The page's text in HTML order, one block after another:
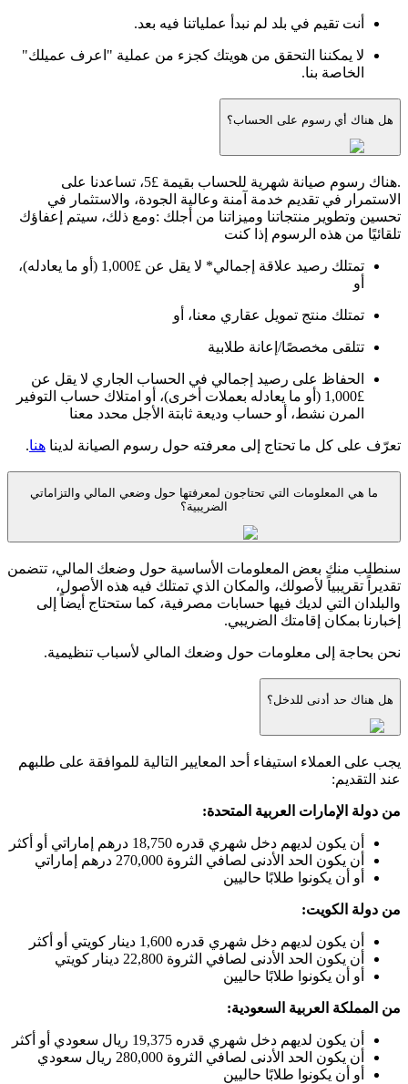
أنت تقيم في بلد لم نبدأ عملياتنا فيه بعد.
لا يمكننا التحقق من هويتك كجزء من عملية "اعرف عميلك"
الخاصة بنا.
هل هناك أي رسوم على الحساب؟
.هناك رسوم صيانة شهرية للحساب بقيمة £5، تساعدنا على
الاستمرار في تقديم خدمة آمنة وعالية الجودة، والاستثمار في
تحسين وتطوير منتجاتنا وميزاتنا من أجلك :ومع ذلك، سيتم إعفاؤك
تلقائيًا من هذه الرسوم إذا كنت
تمتلك رصيد علاقة إجمالي* لا يقل عن £1,000 (أو ما يعادله)،
أو
تمتلك منتج تمويل عقاري معنا، أو
تتلقى مخصصًا/إعانة طلابية
الحفاظ على رصيد إجمالي في الحساب الجاري لا يقل عن
£1,000 (أو ما يعادله بعملات أخرى)، أو امتلاك حساب التوفير
المرن نشط، أو حساب وديعة ثابتة الأجل محدد معنا
تعرّف على كل ما تحتاج إلى معرفته حول رسوم الصيانة لدينا هنا.
ما هي المعلومات التي تحتاجون لمعرفتها حول وضعي المالي والتزاماتي
الضريبية؟
سنطلب منك بعض المعلومات الأساسية حول وضعك المالي، تتضمن
تقديراً تقريبياً لأصولك، والمكان الذي تمتلك فيه هذه الأصول،
والبلدان التي لديك فيها حسابات مصرفية، كما ستحتاج أيضاً إلى
إخبارنا بمكان إقامتك الضريبي.
نحن بحاجة إلى معلومات حول وضعك المالي لأسباب تنظيمية.
هل هناك حد أدنى للدخل؟
يجب على العملاء استيفاء أحد المعايير التالية للموافقة على طلبهم
عند التقديم:
من دولة الإمارات العربية المتحدة:
أن يكون لديهم دخل شهري قدره 18,750 درهم إماراتي أو أكثر
أن يكون الحد الأدنى لصافي الثروة 270,000 درهم إماراتي
أو أن يكونوا طلابًا حاليين
من دولة الكويت:
أن يكون لديهم دخل شهري قدره 1,600 دينار كويتي أو أكثر
أن يكون الحد الأدنى لصافي الثروة 22,800 دينار كويتي
أو أن يكونوا طلابًا حاليين
من المملكة العربية السعودية:
أن يكون لديهم دخل شهري قدره 19,375 ريال سعودي أو أكثر
أن يكون الحد الأدنى لصافي الثروة 280,000 ريال سعودي
أو أن يكونوا طلابًا حاليين